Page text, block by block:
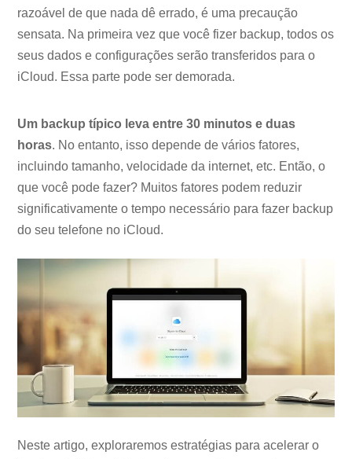
razoável de que nada dê errado, é uma precaução
sensata. Na primeira vez que você fizer backup, todos os
seus dados e configurações serão transferidos para o
iCloud. Essa parte pode ser demorada.
Um backup típico leva entre 30 minutos e duas
horas. No entanto, isso depende de vários fatores,
incluindo tamanho, velocidade da internet, etc. Então, o
que você pode fazer? Muitos fatores podem reduzir
significativamente o tempo necessário para fazer backup
do seu telefone no iCloud.
Neste artigo, exploraremos estratégias para acelerar o